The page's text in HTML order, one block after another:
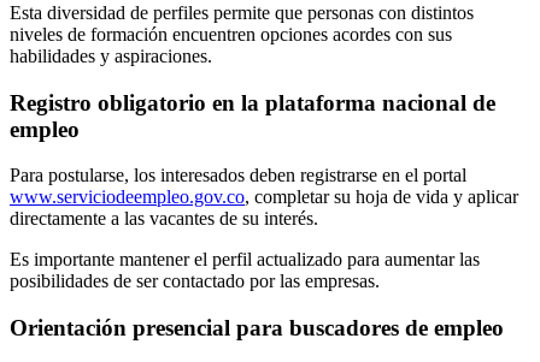
Esta diversidad de perfiles permite que personas con distintos
niveles de formación encuentren opciones acordes con sus
habilidades y aspiraciones.
Registro obligatorio en la plataforma nacional de
empleo
Para postularse, los interesados deben registrarse en el portal
www.serviciodeempleo.gov.co, completar su hoja de vida y aplicar
directamente a las vacantes de su interés.
Es importante mantener el perfil actualizado para aumentar las
posibilidades de ser contactado por las empresas.
Orientación presencial para buscadores de empleo